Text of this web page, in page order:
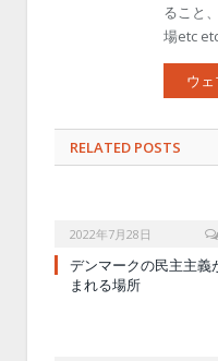
ること
場etc
ウェ
RELATED POSTS
2022年7月28日
デンマークの民主主義
まれる場所